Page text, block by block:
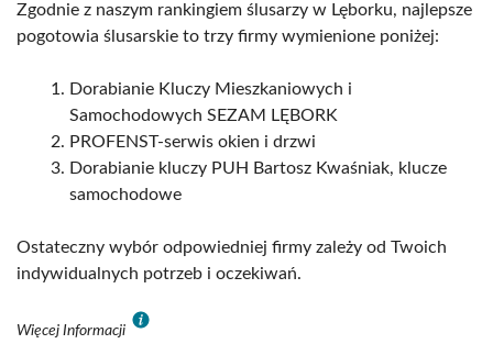
Zgodnie z naszym rankingiem ślusarzy w Lęborku, najlepsze
pogotowia ślusarskie to trzy firmy wymienione poniżej:
Dorabianie Kluczy Mieszkaniowych i
Samochodowych SEZAM LĘBORK
PROFENST-serwis okien i drzwi
Dorabianie kluczy PUH Bartosz Kwaśniak, klucze
samochodowe
Ostateczny wybór odpowiedniej firmy zależy od Twoich
indywidualnych potrzeb i oczekiwań.
Więcej Informacji